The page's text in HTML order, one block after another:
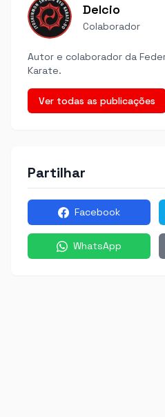
Delcio
Colaborador
Autor e colaborador da
Karate.
Ver todas as publicações
Partilhar
Facebook
WhatsApp